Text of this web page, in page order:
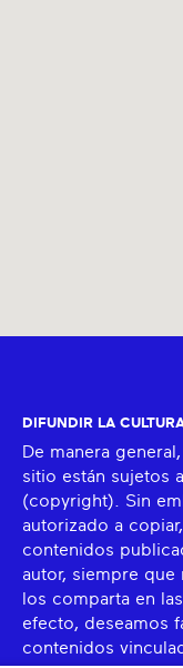
DIFUNDIR LA
De manera
sitio están sujetos
(copyright). Sin
autorizado a
contenidos
autor, siempre
los comparta en
efecto, deseamos
contenidos